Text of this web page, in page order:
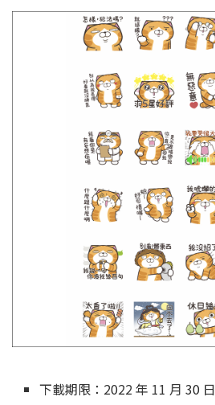
下載期限：2022 年 11 月 30 日